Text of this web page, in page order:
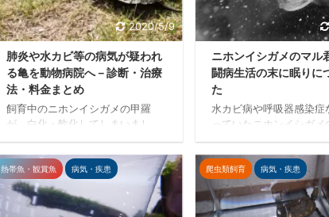
2020/5/9
肺炎や水カビ等の病気が疑われ
る亀を動物病院へ－診断・治療
法・料金まとめ
飼育中のニホンイシガメの甲羅
が、白化・軟化してしまいまし
た。水カビ病や肺炎が疑われるた
め、亀の治療実績が豊富なキキ動
物病院で診察・治療してもらいま
した。肺炎、細菌感染症、代謝性
骨疾患などの複合感染が判明し、
注射・投薬による治療を開始しま
ニホンイシガメのマル
闘病生活の末に眠りに
た
水カビ病や呼吸器感染症
っていたニホンイシガメ
が息を引き取りました。
しての未熟さを後悔し、
めてこれまでの経緯をま
す。マル君を応援して下
くの方々、本当にありが
いました。
熱帯魚・観賞魚 病気・疾患 爬虫類飼育 病気・疾患